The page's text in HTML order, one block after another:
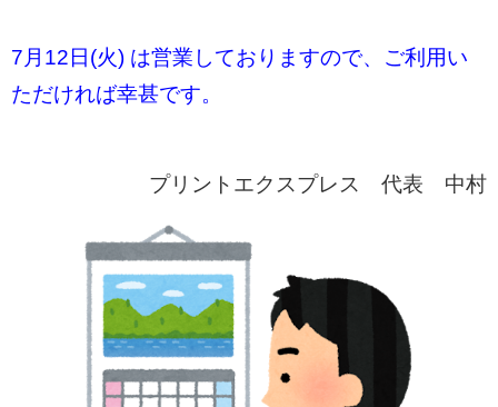
7月12日(火) は営業しておりますので、ご利用い
ただければ幸甚です。
プリントエクスプレス 代表 中村